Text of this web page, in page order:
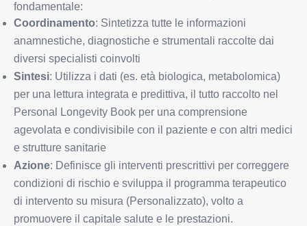
fondamentale:
Coordinamento: Sintetizza tutte le informazioni
anamnestiche, diagnostiche e strumentali raccolte dai
diversi specialisti coinvolti
Sintesi: Utilizza i dati (es. età biologica, metabolomica)
per una lettura integrata e predittiva, il tutto raccolto nel
Personal Longevity Book per una comprensione
agevolata e condivisibile con il paziente e con altri medici
e strutture sanitarie
Azione: Definisce gli interventi prescrittivi per correggere
condizioni di rischio e sviluppa il programma terapeutico
di intervento su misura (Personalizzato), volto a
promuovere il capitale salute e le prestazioni.